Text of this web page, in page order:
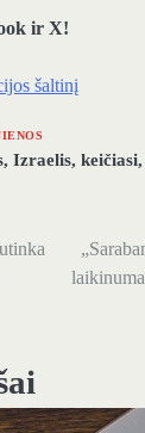
ir X!
šaltinį
, Izraelis, keičiasi,